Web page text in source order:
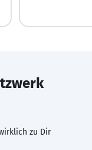
zu Dir